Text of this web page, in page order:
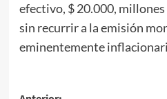
efectivo, $ 20.000,
sin recurrir a la emisión
eminentemente